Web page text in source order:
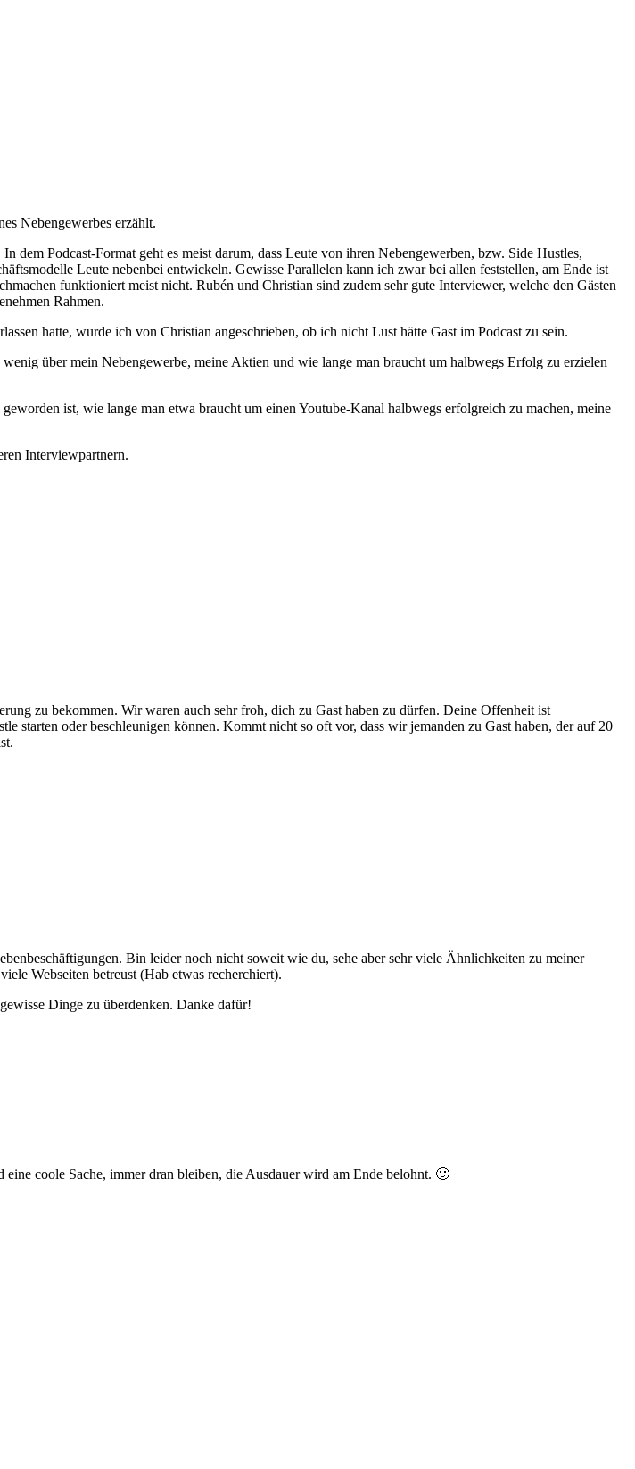
Nebengewerbes erzählt.
Podcast-Format geht es meist darum, dass Leute von ihren Nebengewerben, bzw. Side Hustles,
Leute nebenbei entwickeln. Gewisse Parallelen kann ich zwar bei allen feststellen, am Ende ist
funktioniert meist nicht. Rubén und Christian sind zudem sehr gute Interviewer, welche den Gästen
Rahmen.
hatte, wurde ich von Christian angeschrieben, ob ich nicht Lust hätte Gast im Podcast zu sein.
wenig über mein Nebengewerbe, meine Aktien und wie lange man braucht um halbwegs Erfolg zu erzielen
ist, wie lange man etwa braucht um einen Youtube-Kanal halbwegs erfolgreich zu machen, meine
Interviewpartnern.
zu bekommen. Wir waren auch sehr froh, dich zu Gast haben zu dürfen. Deine Offenheit ist
starten oder beschleunigen können. Kommt nicht so oft vor, dass wir jemanden zu Gast haben, der auf 20
Bin leider noch nicht soweit wie du, sehe aber sehr viele Ähnlichkeiten zu meiner
Webseiten betreust (Hab etwas recherchiert).
Dinge zu überdenken. Danke dafür!
coole Sache, immer dran bleiben, die Ausdauer wird am Ende belohnt. 🙂